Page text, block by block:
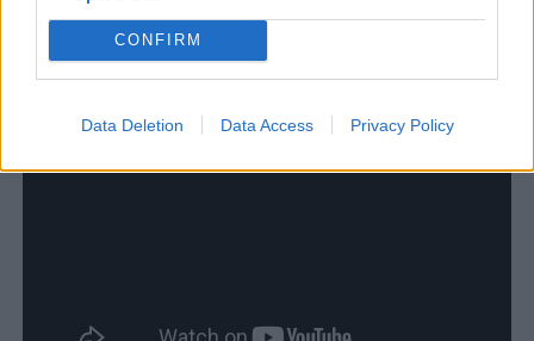
CONFIRM
Data Deletion Data Access Privacy Policy